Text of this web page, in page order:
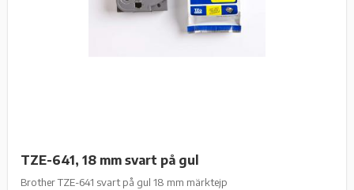
TZE-641, 18 mm svart på gul
Brother TZE-641 svart på gul 18 mm märktejp